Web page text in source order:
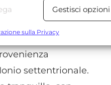
Sempre
altre fonti di dati,
Gestisci opzioni
sulla Privacy
settentrionale.